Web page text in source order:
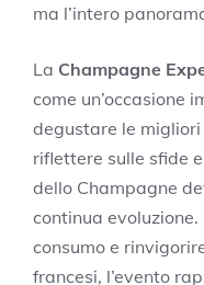
ma l’intero
La Champagne
come un’occasione
degustare le
riflettere sulle sfide
dello Champagne
continua
consumo e
francesi, l’evento